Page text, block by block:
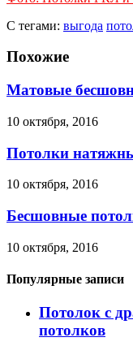
С тегами: выгода
Похожие
Матовые
10 октября, 2016
Потолки
10 октября, 2016
Бесшовные
10 октября, 2016
Популярные записи
Потолок с
потолков